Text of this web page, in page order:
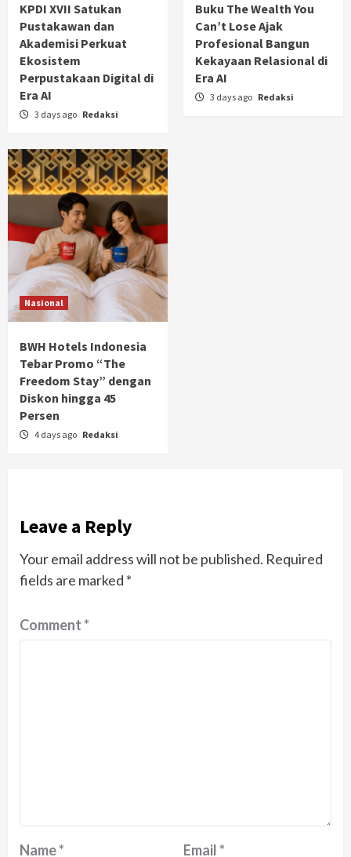
KPDI XVII Satukan
Pustakawan dan
Akademisi Perkuat
Ekosistem
Perpustakaan Digital di
Era AI
3 days ago Redaksi
Buku The Wealth You
Can’t Lose Ajak
Profesional Bangun
Kekayaan Relasional di
Era AI
3 days ago Redaksi
Nasional
BWH Hotels Indonesia
Tebar Promo “The
Freedom Stay” dengan
Diskon hingga 45
Persen
4 days ago Redaksi
Leave a Reply
Your email address will not be published. Required
fields are marked *
Comment*
Name* Email*